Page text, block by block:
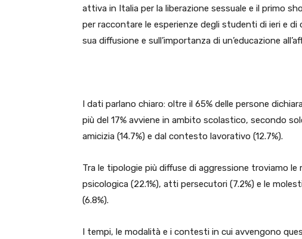
attiva in Italia per la liberazione sessuale e il primo
per raccontare le esperienze degli studenti di ieri e
sua diffusione e sull’importanza di un’educazione
I dati parlano chiaro: oltre il 65% delle persone
più del 17% avviene in ambito scolastico, secondo
amicizia (14.7%) e dal contesto lavorativo (12.7%).
Tra le tipologie più diffuse di aggressione troviamo le
psicologica (22.1%), atti persecutori (7.2%) e le
(6.8%).
I tempi, le modalità e i contesti in cui avvengono